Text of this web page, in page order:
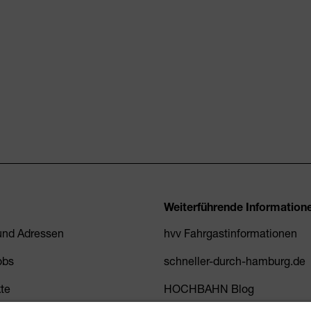
Adressen
Weiterführende
hvv Fahrgastinformationen
schneller-durch-hamburg.de
HOCHBAHN Blog